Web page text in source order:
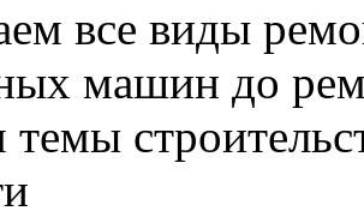
все виды
машин до